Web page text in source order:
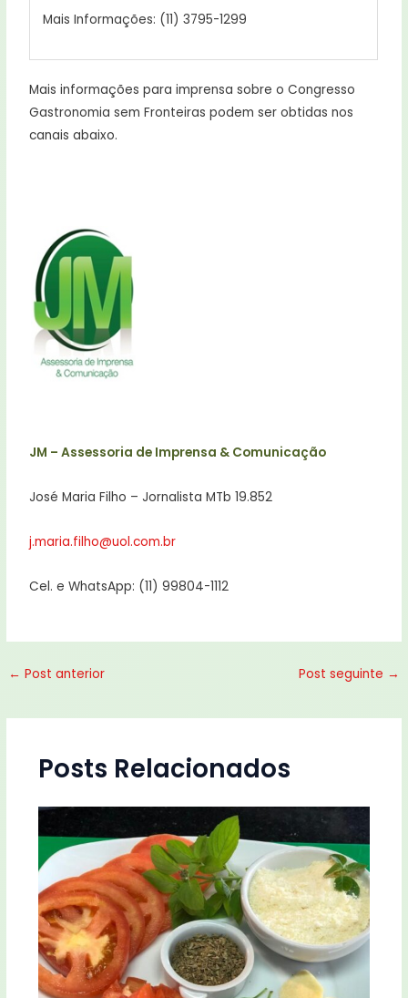
Mais Informações: (11) 3795-1299
Mais informações para imprensa sobre o Congresso
Gastronomia sem Fronteiras podem ser obtidas nos
canais abaixo.
JM – Assessoria de Imprensa & Comunicação
José Maria Filho – Jornalista MTb 19.852
j.maria.filho@uol.com.br
Cel. e WhatsApp: (11) 99804-1112
← Post anterior Post seguinte →
Posts Relacionados